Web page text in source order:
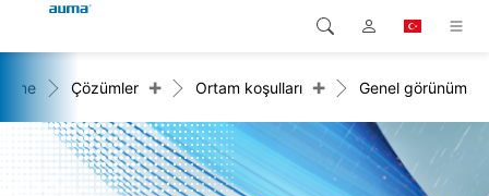
Ürünler
Çözümler
Global
Avrupa
Arama
Çözümler + Ortam koşulları + Genel görünüm